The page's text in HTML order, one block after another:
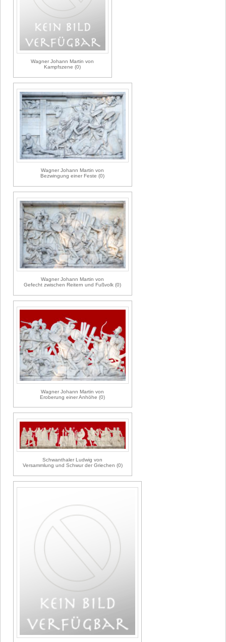
Wagner Johann Martin von
Kampfszene (0)
Wagner Johann Martin von
Bezwingung einer Feste (0)
Wagner Johann Martin von
Gefecht zwischen Reitern und Fußvolk (0)
Wagner Johann Martin von
Eroberung einer Anhöhe (0)
Schwanthaler Ludwig von
Versammlung und Schwur der Griechen (0)